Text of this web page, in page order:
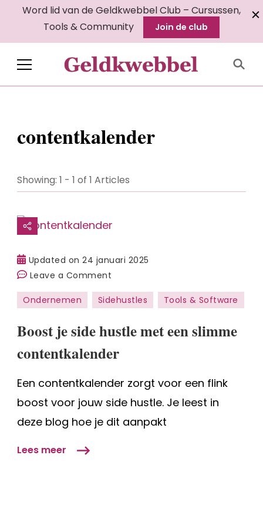
Word lid van de Geldkwebbel Club – Cursussen,
Tools & Community
Join de club
Geldkwebbel
contentkalender
Showing: 1 - 1 of 1 Articles
Updated on24 januari 2025
Leave a Comment
Boost
je
hustle
met
slimme
contentkalender
Ondernemen Sidehustles Tools & Software
Boost je side hustle met een slimme
contentkalender
Een contentkalender zorgt voor een flink
boost voor jouw side hustle. Je leest in
deze blog hoe je dit aanpakt
Lees meer